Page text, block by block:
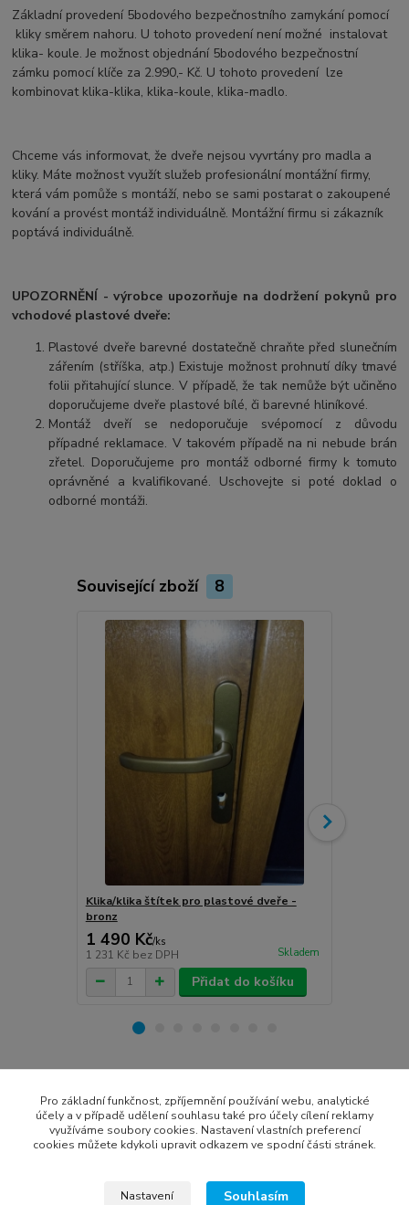
Základní provedení 5bodového bezpečnostního zamykání pomocí
kliky směrem nahoru. U tohoto provedení není možné instalovat
klika- koule. Je možnost objednání 5bodového bezpečnostní
zámku pomocí klíče za 2.990,- Kč. U tohoto provedení lze
kombinovat klika-klika, klika-koule, klika-madlo.
Chceme vás informovat, že dveře nejsou vyvrtány pro madla a
kliky. Máte možnost využít služeb profesionální montážní firmy,
která vám pomůže s montáží, nebo se sami postarat o zakoupené
kování a provést montáž individuálně. Montážní firmu si zákazník
poptává individuálně.
UPOZORNĚNÍ - výrobce upozorňuje na dodržení pokynů pro
vchodové plastové dveře:
Plastové dveře barevné dostatečně chraňte před slunečním
zářením (stříška, atp.) Existuje možnost prohnutí díky tmavé
folii přitahující slunce. V případě, že tak nemůže být učiněno
doporučujeme dveře plastové bílé, či barevné hliníkové.
Montáž dveří se nedoporučuje svépomocí z důvodu
případné reklamace. V takovém případě na ni nebude brán
zřetel. Doporučujeme pro montáž odborné firmy k tomuto
oprávněné a kvalifikované. Uschovejte si poté doklad o
odborné montáži.
Související zboží 8
Klika/klika štítek pro plastové dveře -
bronz
1 490 Kč/ks
1 231 Kč bez DPH Skladem
Přidat do košíku
Zboží zařazeno v kategoriích
Vchodové dveře
plastové vchodové dveře
Pro základní funkčnost, zpříjemnění používání webu, analytické
účely a v případě udělení souhlasu také pro účely cílení reklamy
využíváme soubory cookies. Nastavení vlastních preferencí
cookies můžete kdykoli upravit odkazem ve spodní části stránek.
Nastavení Souhlasím